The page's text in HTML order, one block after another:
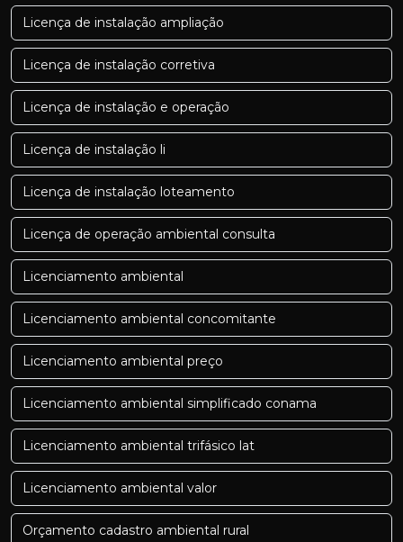
Licença de instalação ampliação
Licença de instalação corretiva
Licença de instalação e operação
Licença de instalação li
Licença de instalação loteamento
Licença de operação ambiental consulta
Licenciamento ambiental
Licenciamento ambiental concomitante
Licenciamento ambiental preço
Licenciamento ambiental simplificado conama
Licenciamento ambiental trifásico lat
Licenciamento ambiental valor
Orçamento cadastro ambiental rural